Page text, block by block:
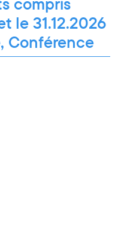
le 31.12.2026
Conférence